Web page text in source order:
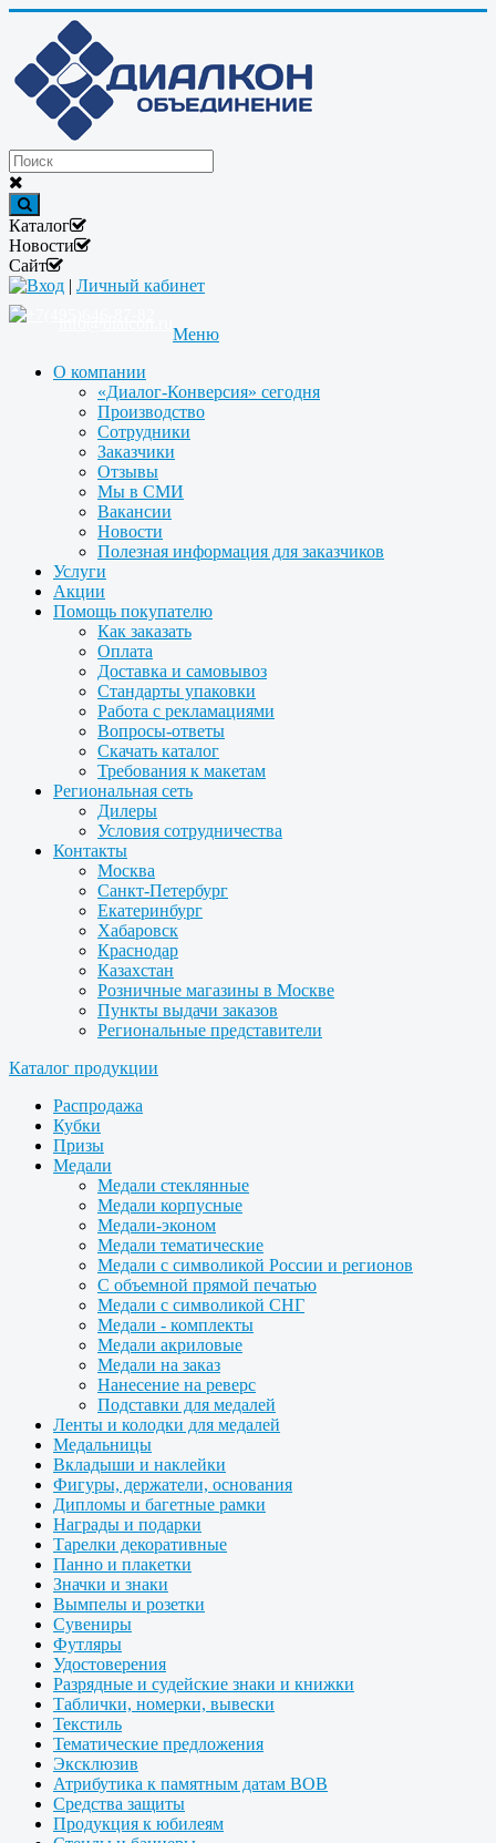
Каталог
Новости
Сайт
Вход | Личный кабинет
Меню
О компании
«Диалог-Конверсия» сегодня
Производство
Сотрудники
Заказчики
Отзывы
Мы в СМИ
Вакансии
Новости
Полезная информация для заказчиков
Услуги
Акции
Помощь покупателю
Как заказать
Оплата
Доставка и самовывоз
Стандарты упаковки
Работа с рекламациями
Вопросы-ответы
Скачать каталог
Требования к макетам
Региональная сеть
Дилеры
Условия сотрудничества
Контакты
Москва
Санкт-Петербург
Екатеринбург
Хабаровск
Краснодар
Казахстан
Розничные магазины в Москве
Пункты выдачи заказов
Региональные представители
Каталог продукции
Распродажа
Кубки
Призы
Медали
Медали стеклянные
Медали корпусные
Медали-эконом
Медали тематические
Медали с символикой России и регионов
С объемной прямой печатью
Медали с символикой СНГ
Медали - комплекты
Медали акриловые
Медали на заказ
Нанесение на реверс
Подставки для медалей
Ленты и колодки для медалей
Медальницы
Вкладыши и наклейки
Фигуры, держатели, основания
Дипломы и багетные рамки
Награды и подарки
Тарелки декоративные
Панно и плакетки
Значки и знаки
Вымпелы и розетки
Сувениры
Футляры
Удостоверения
Разрядные и судейские знаки и книжки
Таблички, номерки, вывески
Текстиль
Тематические предложения
Эксклюзив
Атрибутика к памятным датам ВОВ
Средства защиты
Продукция к юбилеям